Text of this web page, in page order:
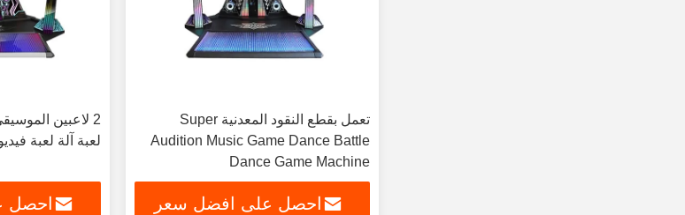
تعمل بقطع النقود المعدنية Super
Audition Music Game Dance Battle
Dance Game Machine
احصل على افضل سعر
2 لاعبين
لعبة آلة لعبة
احصل